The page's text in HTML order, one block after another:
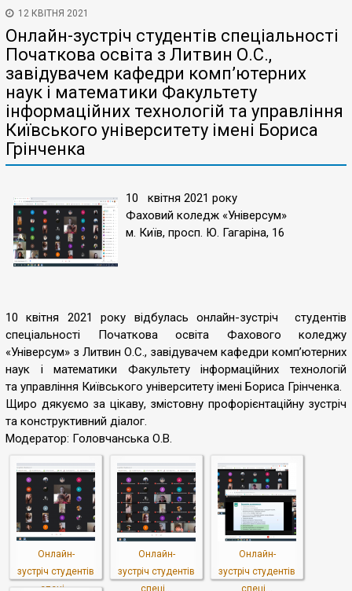
12 КВІТНЯ 2021
Онлайн-зустріч студентів спеціальності
Початкова освіта з Литвин О.С.,
завідувачем кафедри комп’ютерних
наук і математики Факультету
інформаційних технологій та управління
Київського університету імені Бориса
Грінченка
10 квітня 2021 року
Фаховий коледж «Універсум»
м. Київ, просп. Ю. Гагаріна, 16
10 квітня 2021 року відбулась онлайн-зустріч студентів
спеціальності Початкова освіта Фахового коледжу
«Універсум» з Литвин О.С., завідувачем кафедри комп’ютерних
наук і математики Факультету інформаційних технологій
та управління Київського університету імені Бориса Грінченка.
Щиро дякуємо за цікаву, змістовну профорієнтаційну зустріч
та конструктивний діалог.
Модератор: Головчанська О.В.
Онлайн-
зустріч студентів
спеці...
Онлайн-
зустріч студентів
спеці...
Онлайн-
зустріч студентів
спеці...